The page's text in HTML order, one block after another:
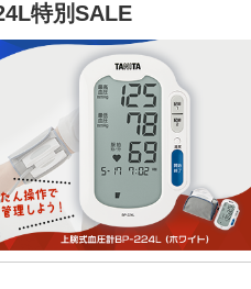
特別SALE